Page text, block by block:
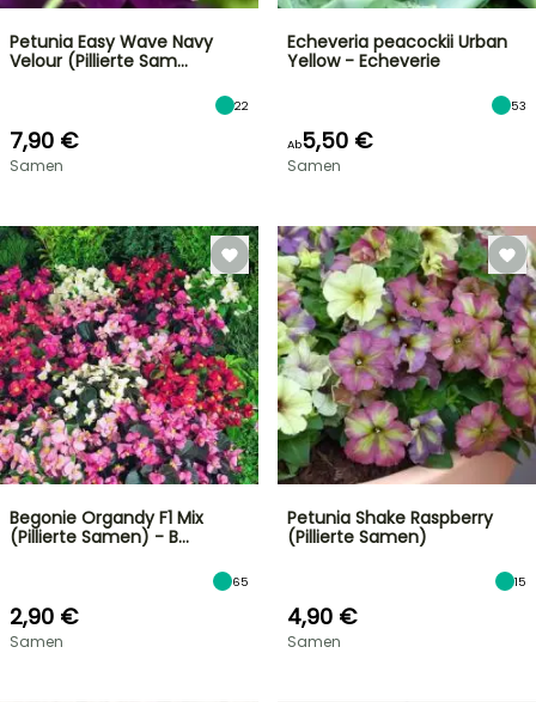
Petunia Easy Wave Navy
Velour (Pillierte Sam…
22
7,90 €
Samen
Echeveria peacockii Urban
Yellow - Echeverie
53
Ab5,50 €
Samen
Begonie Organdy F1 Mix
(Pillierte Samen) - B…
65
2,90 €
Samen
Petunia Shake Raspberry
(Pillierte Samen)
15
4,90 €
Samen